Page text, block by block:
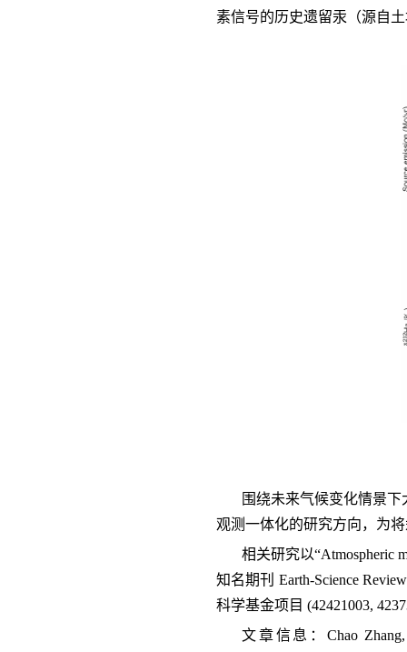
素信号的历史遗留汞（源自
围绕未来气候变化情景
观测一体化的研究方向，为
相关研究以“Atmospheric
知名期刊 Earth-Science
科学基金项目 (42421003,
文章信息：Chao Zhang,